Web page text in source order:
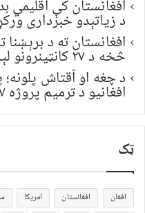
د زیاتېدو خبرداری
افغانستان ته د
څخه د ۲۷ کانټینرونو لېږد پیل شو
افغانیو د ترمیم پروژه ۸۷ سلنه بشپړه شوې
ټک
افغان افغانستان امریکا